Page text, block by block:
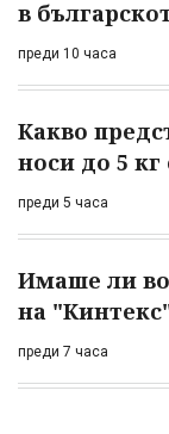
в
преди 10 часа
Какво
носи до 5 кг
преди 5 часа
Имаше ли
на
преди 7 часа